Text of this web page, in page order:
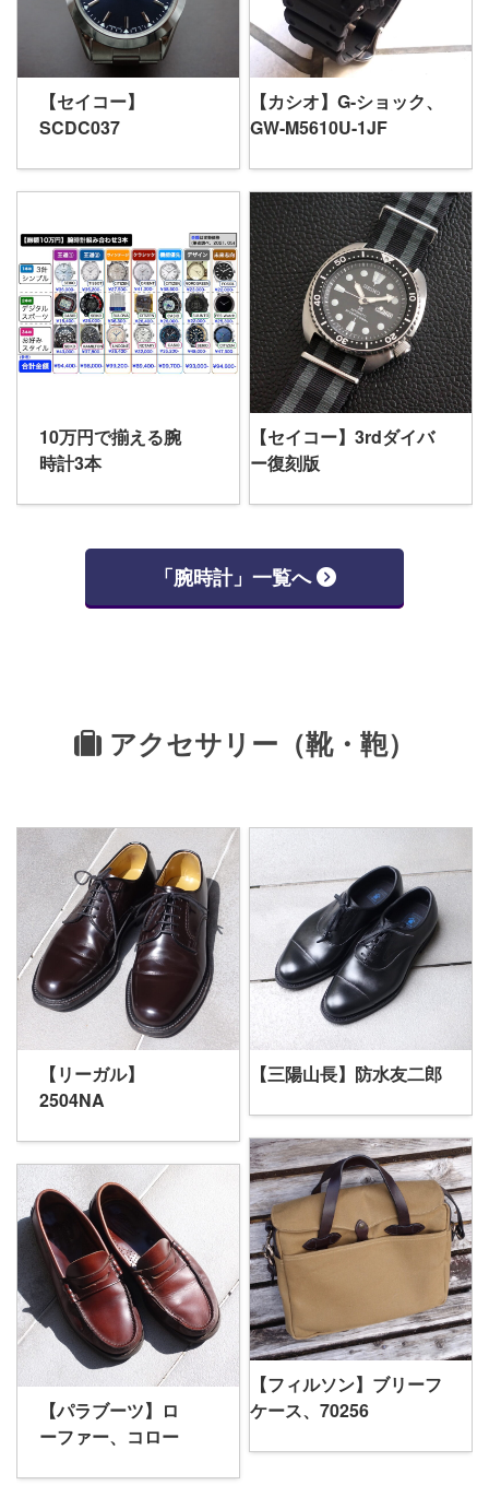
【セイコー】
SCDC037
10万円で揃える腕
時計3本
【カシオ】G-ショック、
GW-M5610U-1JF
【セイコー】3rdダイバ
ー復刻版
「腕時計」一覧へ
アクセサリー（靴・鞄）
【リーガル】
2504NA
【パラブーツ】ロ
ーファー、コロー
【三陽山長】防水友二郎
【フィルソン】ブリーフ
ケース、70256